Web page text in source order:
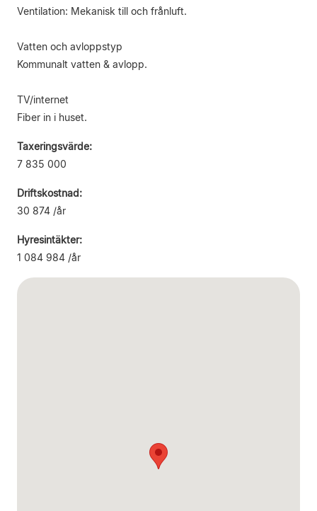
Ventilation: Mekanisk till och frånluft.
Vatten och avloppstyp
Kommunalt vatten & avlopp.
TV/internet
Fiber in i huset.
Taxeringsvärde:
7 835 000
Driftskostnad:
30 874 /år
Hyresintäkter:
1 084 984 /år